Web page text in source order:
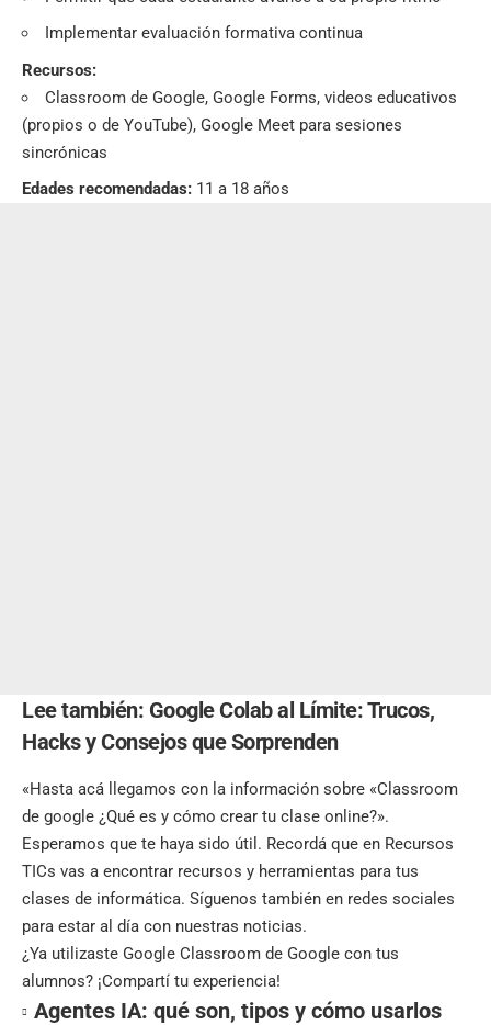
Implementar evaluación formativa continua
Recursos:
Classroom de Google, Google Forms, videos educativos
(propios o de YouTube), Google Meet para sesiones
sincrónicas
Edades recomendadas: 11 a 18 años
Lee también: Google Colab al Límite: Trucos,
Hacks y Consejos que Sorprenden
«Hasta acá llegamos con la información sobre «Classroom
de google ¿Qué es y cómo crear tu clase online?».
Esperamos que te haya sido útil. Recordá que en Recursos
TICs vas a encontrar recursos y herramientas para tus
clases de informática. Síguenos también en redes sociales
para estar al día con nuestras noticias.
¿Ya utilizaste Google Classroom de Google con tus
alumnos? ¡Compartí tu experiencia!
Agentes IA: qué son, tipos y cómo usarlos